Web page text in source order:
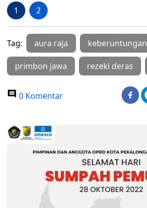
1 2
Tag: aura raja keberuntungan
primbon jawa rezeki deras
0 Komentar